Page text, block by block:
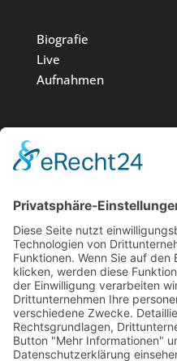
Biografie
Live
Aufnahmen
Medien
News
Kontakt
Impressum
Datenschutz